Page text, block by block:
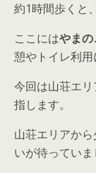
約1時間歩くと
ここにはやま
憩やトイレ利用
今回は山荘エリ
指します。
山荘エリアか
いが待っていま